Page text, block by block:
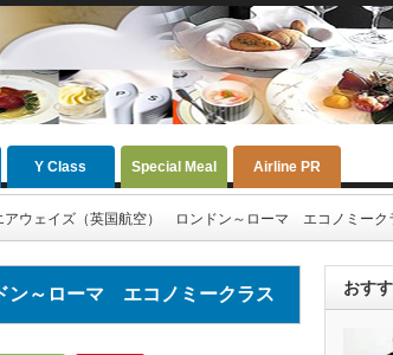
Y Class Special Meal Airline PR
アウェイズ（英国航空） ロンドン～ローマ エコノミーク
ン～ローマ エコノミークラス おす